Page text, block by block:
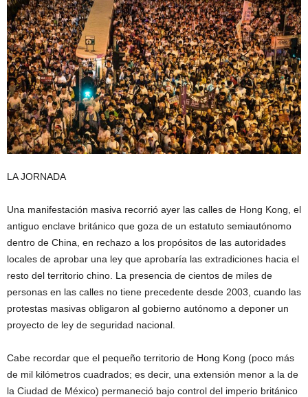
LA JORNADA
Una manifestación masiva recorrió ayer las calles de Hong Kong, el
antiguo enclave británico que goza de un estatuto semiautónomo
dentro de China, en rechazo a los propósitos de las autoridades
locales de aprobar una ley que aprobaría las extradiciones hacia el
resto del territorio chino. La presencia de cientos de miles de
personas en las calles no tiene precedente desde 2003, cuando las
protestas masivas obligaron al gobierno autónomo a deponer un
proyecto de ley de seguridad nacional.
Cabe recordar que el pequeño territorio de Hong Kong (poco más
de mil kilómetros cuadrados; es decir, una extensión menor a la de
la Ciudad de México) permaneció bajo control del imperio británico